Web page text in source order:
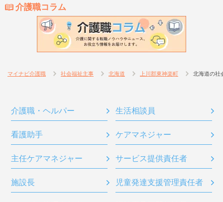
介護職コラム
マイナビ介護職 社会福祉主事 北海道 上川郡東神楽町 北海道の社
介護職・ヘルパー 生活相談員
看護助手 ケアマネジャー
主任ケアマネジャー サービス提供責任者
施設長 児童発達支援管理責任者